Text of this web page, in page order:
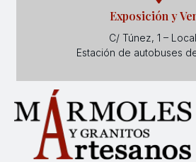
Exposición y
C/ Túnez, 1 –
Estación de autobuses